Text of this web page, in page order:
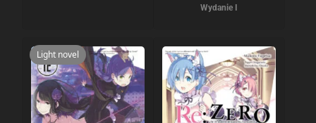
Wydanie I
Light novel